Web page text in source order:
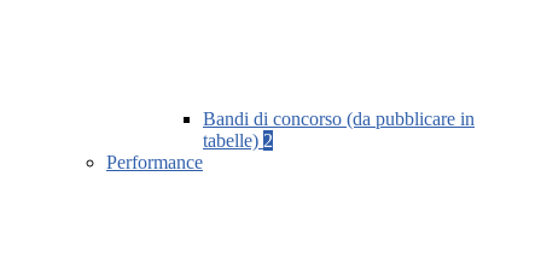
Bandi di concorso (da pubblicare in
tabelle) 2
Performance